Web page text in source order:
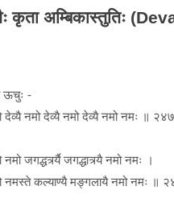
कृता अम्बिकास्तुतिः
ऊचुः -
देव्यै नमो देव्यै नमो देव्यै नमो नमः ॥
नमो जगद्धर्त्र्यै जगद्धात्र्यै नमो नमः ।
नमस्ते कल्याण्यै मङ्गलायै नमो नमः ॥